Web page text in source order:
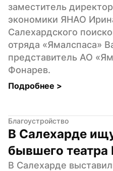
заместитель
экономики ЯНАО
Салехардского
отряда «Ямалспаса»
представитель АО
Фонарев.
Подробнее >
Благоустройство
В Салехарде
бывшего театра
В Салехарде